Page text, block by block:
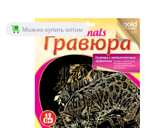
Доставка от 2 до 3 дней
Можно купить оптом